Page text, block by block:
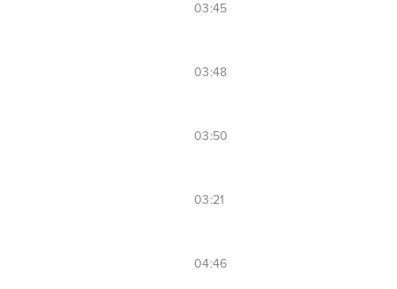
03:45
03:48
03:50
03:21
04:46